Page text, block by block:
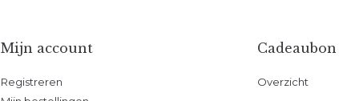
Mijn account
Registreren
Cadeaubon
Overzicht